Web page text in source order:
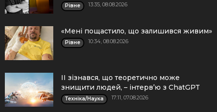
Рівне 13:35, 08.08.2026
«Мені пощастило, що залишився живим»
Рівне 10:34, 08.08.2026
ІІ зізнався, що теоретично може
знищити людей, – інтерв’ю з ChatGPT
Техніка/Наука 17:11, 07.08.2026